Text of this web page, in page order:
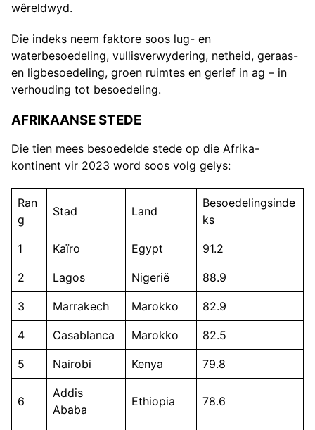
wêreldwyd.
Die indeks neem faktore soos lug- en
waterbesoedeling, vullisverwydering, netheid, geraas-
en ligbesoedeling, groen ruimtes en gerief in ag – in
verhouding tot besoedeling.
AFRIKAANSE STEDE
Die tien mees besoedelde stede op die Afrika-
kontinent vir 2023 word soos volg gelys:
Ran
g
Stad Land
Besoedelingsinde
ks
1 Kaïro Egypt 91.2
2 Lagos Nigerië 88.9
3 Marrakech Marokko 82.9
4 Casablanca Marokko 82.5
5 Nairobi Kenya 79.8
6
Addis
Ababa
Ethiopia 78.6